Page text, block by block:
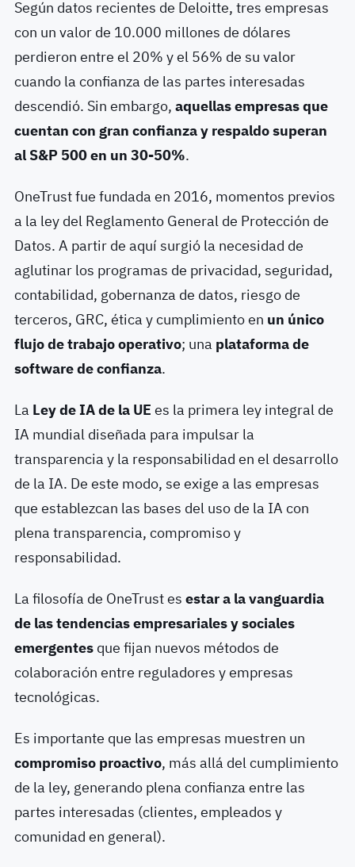
Según datos recientes de Deloitte, tres empresas
con un valor de 10.000 millones de dólares
perdieron entre el 20% y el 56% de su valor
cuando la confianza de las partes interesadas
descendió. Sin embargo, aquellas empresas que
cuentan con gran confianza y respaldo superan
al S&P 500 en un 30-50%.
OneTrust fue fundada en 2016, momentos previos
a la ley del Reglamento General de Protección de
Datos. A partir de aquí surgió la necesidad de
aglutinar los programas de privacidad, seguridad,
contabilidad, gobernanza de datos, riesgo de
terceros, GRC, ética y cumplimiento en un único
flujo de trabajo operativo; una plataforma de
software de confianza.
La Ley de IA de la UE es la primera ley integral de
IA mundial diseñada para impulsar la
transparencia y la responsabilidad en el desarrollo
de la IA. De este modo, se exige a las empresas
que establezcan las bases del uso de la IA con
plena transparencia, compromiso y
responsabilidad.
La filosofía de OneTrust es estar a la vanguardia
de las tendencias empresariales y sociales
emergentesque fijan nuevos métodos de
colaboración entre reguladores y empresas
tecnológicas.
Es importante que las empresas muestren un
compromiso proactivo, más allá del cumplimiento
de la ley, generando plena confianza entre las
partes interesadas (clientes, empleados y
comunidad en general).